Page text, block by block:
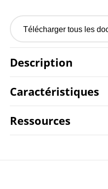
Télécharger tous les
Description
Caractéristiques
Ressources